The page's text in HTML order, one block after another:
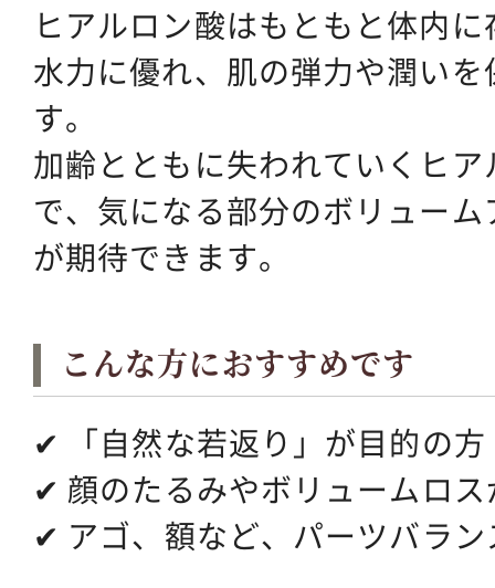
ヒアルロン酸はもともと体内
水力に優れ、肌の弾力や潤い
す。
加齢とともに失われていくヒ
で、気になる部分のボリュー
が期待できます。
こんな方におすすめです
✔ 「自然な若返り」が目的の方
✔ 顔のたるみやボリュームロ
✔ アゴ、額など、パーツバラ